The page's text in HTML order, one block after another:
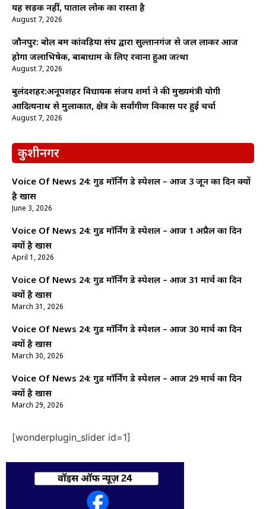
यह सड़क नहीं, पाताल लोक का रास्ता है
August 7, 2026
जौनपुर: बोल बम कांवड़िया संघ द्वारा सुल्तानगंज से जल लाकर आज
होगा जलाभिषेक, बाबाधाम के लिए रवाना हुआ जत्था
August 7, 2026
बुलंदशहर:अनूपशहर विधायक संजय शर्मा ने की मुख्यमंत्री योगी
आदित्यनाथ से मुलाकात, क्षेत्र के सर्वांगीण विकास पर हुई चर्चा
August 7, 2026
कुशीनगर
Voice Of News 24: गुड माॅर्निंग डे स्पेशल – आज 3 जून का दिन क्यों
है खास
June 3, 2026
Voice Of News 24: गुड माॅर्निंग डे स्पेशल – आज 1 अप्रैल का दिन
क्यों है खास
April 1, 2026
Voice Of News 24: गुड माॅर्निंग डे स्पेशल – आज 31 मार्च का दिन
क्यों है खास
March 31, 2026
Voice Of News 24: गुड माॅर्निंग डे स्पेशल – आज 30 मार्च का दिन
क्यों है खास
March 30, 2026
Voice Of News 24: गुड माॅर्निंग डे स्पेशल – आज 29 मार्च का दिन
क्यों है खास
March 29, 2026
[wonderplugin_slider id=1]